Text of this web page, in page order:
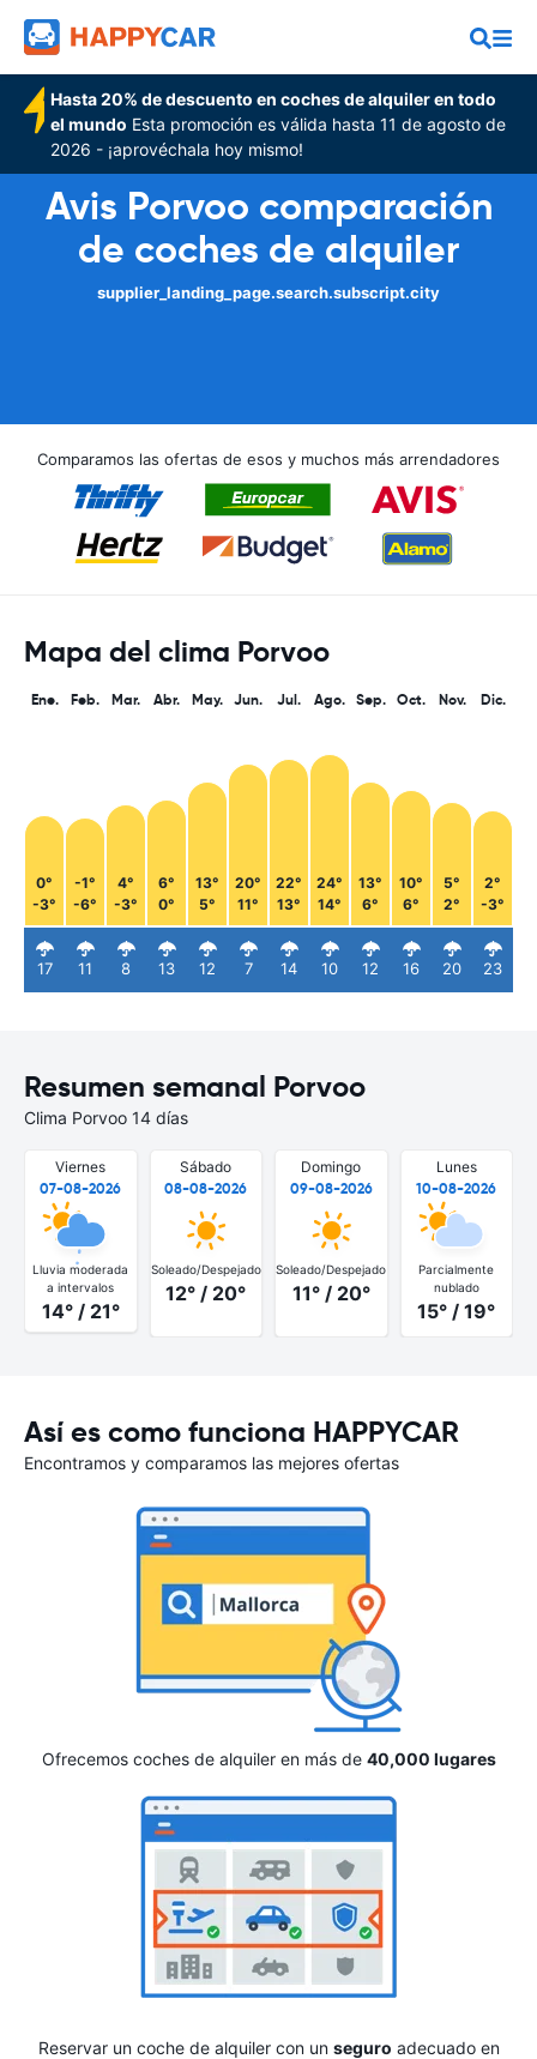
Hasta 20% de descuento en coches de alquiler en todo
el mundo Esta promoción es válida hasta 11 de agosto de
2026 - ¡aprovéchala hoy mismo!
Avis Porvoo comparación
de coches de alquiler
supplier_landing_page.search.subscript.city
Comparamos las ofertas de esos y muchos más arrendadores
Mapa del clima Porvoo
Ene.
0°
-3°
17
Feb.
-1°
-6°
11
Mar.
4°
-3°
8
Abr.
6°
0°
13
May.
13°
5°
12
Jun.
20°
11°
7
Jul.
22°
13°
14
Ago.
24°
14°
10
Sep.
13°
6°
12
Oct.
10°
6°
16
Nov.
5°
2°
20
Dic.
2°
-3°
23
Resumen semanal Porvoo
Clima Porvoo 14 días
Viernes
07-08-2026
Lluvia moderada
a intervalos
14° / 21°
Sábado
08-08-2026
Soleado/Despejado
12° / 20°
Domingo
09-08-2026
Soleado/Despejado
11° / 20°
Lunes
10-08-2026
Parcialmente
nublado
15° / 19°
Así es como funciona HAPPYCAR
Encontramos y comparamos las mejores ofertas
Ofrecemos coches de alquiler en más de 40,000 lugares
Reservar un coche de alquiler con un seguro adecuado en